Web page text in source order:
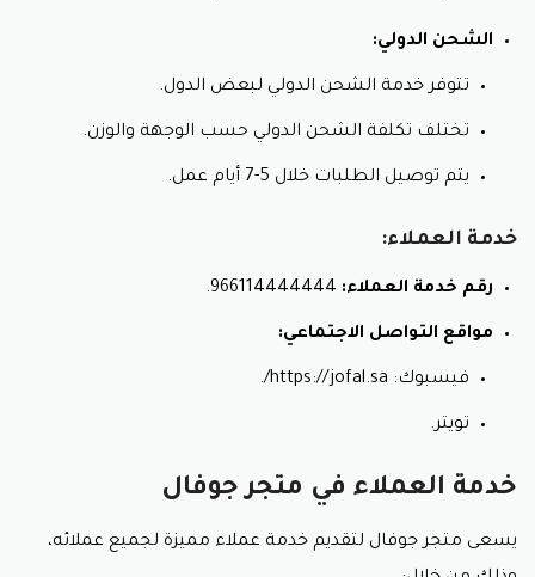
الشحن الدولي:
تتوفر خدمة الشحن الدولي لبعض الدول.
تختلف تكلفة الشحن الدولي حسب الوجهة والوزن.
يتم توصيل الطلبات خلال 5-7 أيام عمل.
خدمة العملاء:
رقم خدمة العملاء:
مواقع التواصل الاجتماعي:
فيسبوك: https://jofal.sa/.
تويتر.
خدمة العملاء في متجر جوفال
يسعى متجر جوفال لتقديم خدمة عملاء مميزة لجميع عملائه،